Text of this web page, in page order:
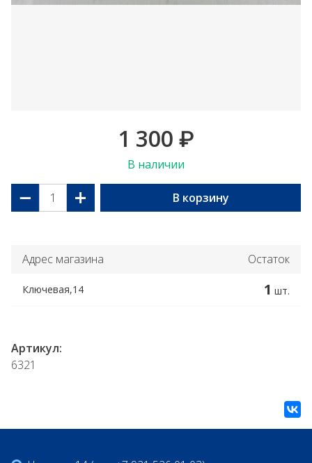
1 300 ₽
В наличии
− + В корзину
Адрес магазина Остаток
Ключевая,14 1 шт.
Артикул:
6321